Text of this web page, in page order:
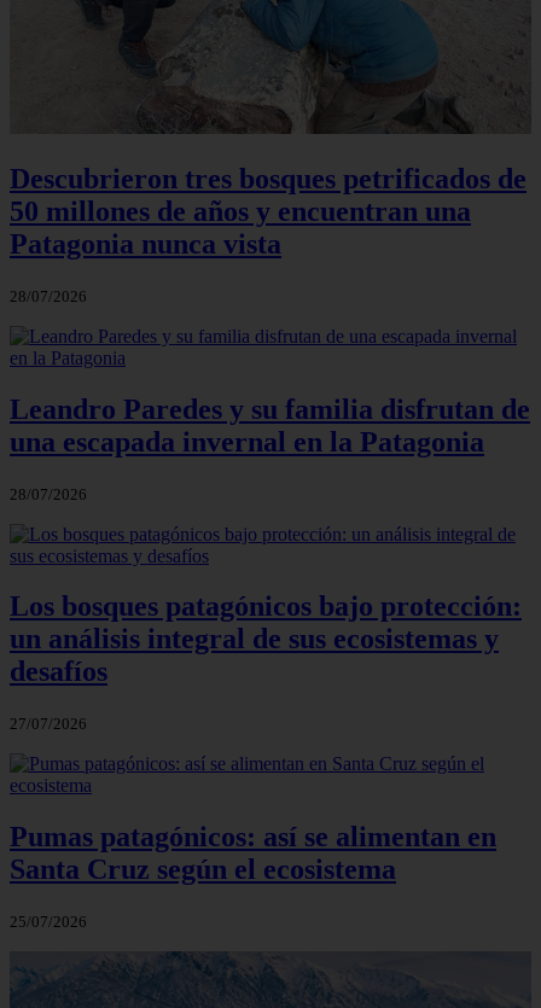
Descubrieron tres bosques petrificados de
50 millones de años y encuentran una
Patagonia nunca vista
28/07/2026
Leandro Paredes y su familia disfrutan de
una escapada invernal en la Patagonia
28/07/2026
Los bosques patagónicos bajo protección:
un análisis integral de sus ecosistemas y
desafíos
27/07/2026
Pumas patagónicos: así se alimentan en
Santa Cruz según el ecosistema
25/07/2026